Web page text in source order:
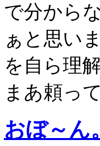
で分から
ぁと思い
を自ら理
まあ頼っ
おぼ～ん。